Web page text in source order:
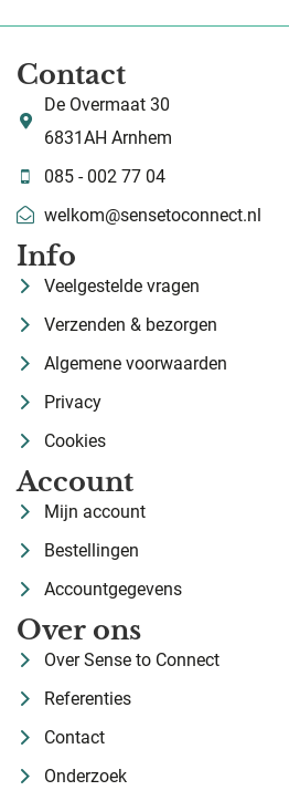
Contact
De Overmaat 30
6831AH Arnhem
085 - 002 77 04
welkom@sensetoconnect.nl
Info
Veelgestelde vragen
Verzenden & bezorgen
Algemene voorwaarden
Privacy
Cookies
Account
Mijn account
Bestellingen
Accountgegevens
Over ons
Over Sense to Connect
Referenties
Contact
Onderzoek